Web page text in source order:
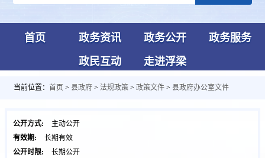
首页 政务资讯 政务公开
政务服务
政民互动
走进浮梁
当前位置： 首页 > 县政府 > 法规政策 > 政策文件 > 县政府办公室文件
公开方式:
主动公开
有效期:
长期有效
公开时限:
长期公开